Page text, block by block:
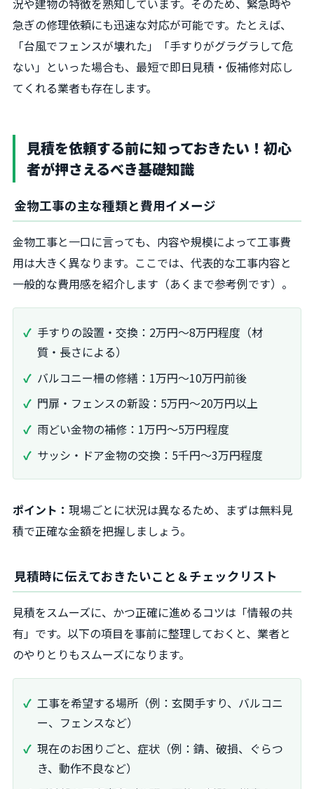
況や建物の特徴を熟知しています。そのため、緊急時や
急ぎの修理依頼にも迅速な対応が可能です。たとえば、
「台風でフェンスが壊れた」「手すりがグラグラして危
ない」といった場合も、最短で即日見積・仮補修対応し
てくれる業者も存在します。
見積を依頼する前に知っておきたい！初心
者が押さえるべき基礎知識
金物工事の主な種類と費用イメージ
金物工事と一口に言っても、内容や規模によって工事費
用は大きく異なります。ここでは、代表的な工事内容と
一般的な費用感を紹介します（あくまで参考例です）。
手すりの設置・交換：2万円～8万円程度（材
質・長さによる）
バルコニー柵の修繕：1万円～10万円前後
門扉・フェンスの新設：5万円～20万円以上
雨どい金物の補修：1万円～5万円程度
サッシ・ドア金物の交換：5千円～3万円程度
ポイント： 現場ごとに状況は異なるため、まずは無料見
積で正確な金額を把握しましょう。
見積時に伝えておきたいこと＆チェックリスト
見積をスムーズに、かつ正確に進めるコツは「情報の共
有」です。以下の項目を事前に整理しておくと、業者と
のやりとりもスムーズになります。
工事を希望する場所（例：玄関手すり、バルコニ
ー、フェンスなど）
現在のお困りごと、症状（例：錆、破損、ぐらつ
き、動作不良など）